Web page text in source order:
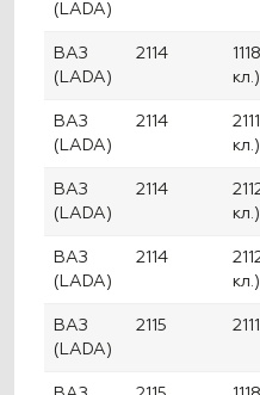
(LADA)
ВАЗ
(LADA)
2114
кл.)
ВАЗ
(LADA)
2114
кл.)
ВАЗ
(LADA)
2114
кл.)
ВАЗ
(LADA)
2114
кл.)
ВАЗ
(LADA)
2115